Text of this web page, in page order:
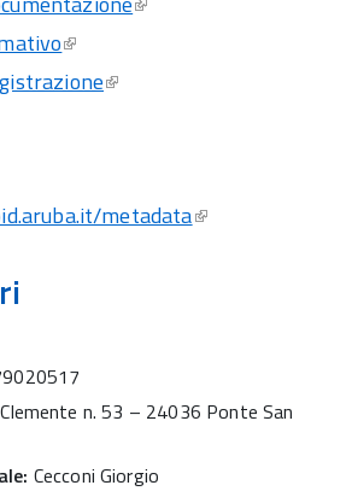
metadata
n. 53 – 24036 Ponte San
Cecconi Giorgio